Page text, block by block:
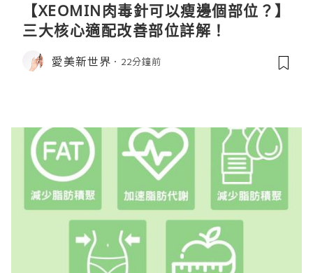
【XEOMIN肉毒針可以瘦邊個部位？】
三大核心適配改善部位詳解！
愛美新世界 22分鐘前